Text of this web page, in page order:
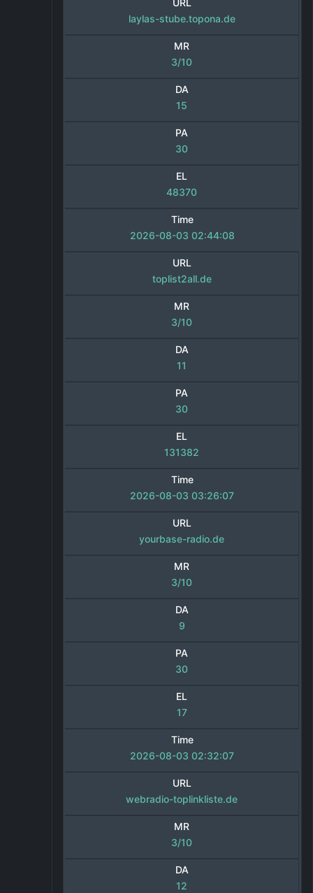
laylas-stube.topona.de
MR
3/10
DA
15
PA
30
EL
48370
Time
2026-08-03 02:44:08
URL
toplist2all.de
MR
3/10
DA
11
PA
30
EL
131382
Time
2026-08-03 03:26:07
URL
yourbase-radio.de
MR
3/10
DA
9
PA
30
EL
17
Time
2026-08-03 02:32:07
URL
webradio-toplinkliste.de
MR
3/10
DA
12